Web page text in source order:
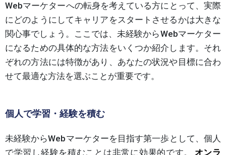
Webマーケターへの転身を考えている方にとって、実際
にどのようにしてキャリアをスタートさせるかは大きな
関心事でしょう。ここでは、未経験からWebマーケター
になるための具体的な方法をいくつか紹介します。それ
ぞれの方法には特徴があり、あなたの状況や目標に合わ
せて最適な方法を選ぶことが重要です。
個人で学習・経験を積む
未経験からWebマーケターを目指す第一歩として、個人
で学習し経験を積むことは非常に効果的です。
オンラ